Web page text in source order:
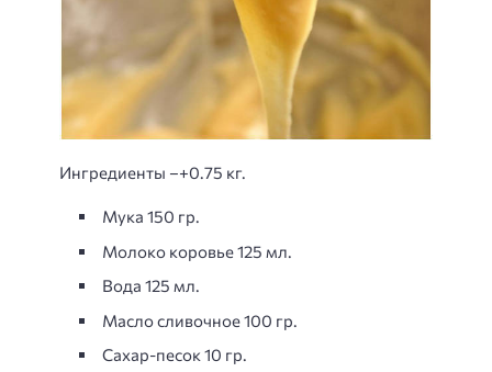
Ингредиенты –+0.75 кг.
Мука 150 гр.
Молоко коровье 125 мл.
Вода 125 мл.
Масло сливочное 100 гр.
Сахар-песок 10 гр.